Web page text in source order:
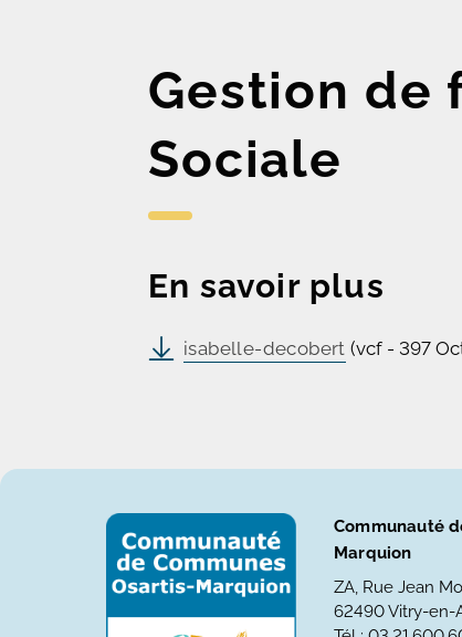
Gestion de
Sociale
En savoir plus
isabelle-decobert (vcf - 397
Communauté
Marquion
ZA, Rue Jean
62490 Vitry-en-